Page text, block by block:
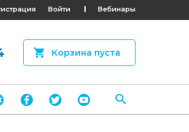
Войти Вебинары
Корзина пуста